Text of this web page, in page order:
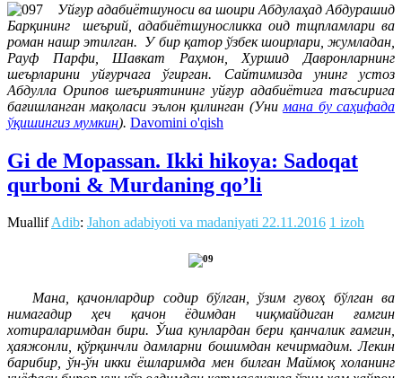
Уйғур адабиётшуноси ва шоири Абдулаҳад Абдурашид
Бaрқининг шеърий, адабиётшуносликка оид тщпламлари ва
роман нашр этилган. У бир қатор ўзбек шоирлари, жумладан,
Рауф Парфи, Шавкат Раҳмон, Хуршид Давронларнинг
шеърларини уйғурчага ўгирган. Сайтимизда унинг устоз
Абдулла Орипов шеъриятининг уйғур адабиётига таъсирига
бағишланган мақоласи эълон қилинган (Уни мана бу саҳифада
ўқишингиз мумкин). Davomini o'qish
Gi de Mopassan. Ikki hikoya: Sadoqat
qurboni & Murdaning qo’li
MuallifAdib: Jahon adabiyoti va madaniyati 22.11.2016 1 izoh
Мана, қачонлардир содир бўлган, ўзим гувоҳ бўлган ва
нимагадир ҳеч қачон ёдимдан чиқмайдиган ғамгин
хотираларимдан бири. Ўша кунлардан бери қанчалик ғамгин,
ҳаяжонли, қўрқинчли дамларни бошимдан кечирмадим. Лекин
барибир, ўн-ўн икки ёшларимда мен билган Маймоқ холанинг